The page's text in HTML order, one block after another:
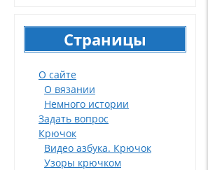
Страницы
О сайте
О вязании
Немного истории
Задать вопрос
Крючок
Видео азбука. Крючок
Узоры крючком